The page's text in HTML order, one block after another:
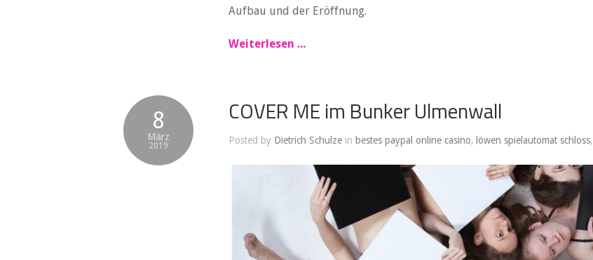
Aufbau und der Eröffnung.
Weiterlesen ...
8
März
2019
COVER ME im Bunker Ulmenwall
Posted by Dietrich Schulze in bestes paypal online casino, löwen spielautomat schloss,